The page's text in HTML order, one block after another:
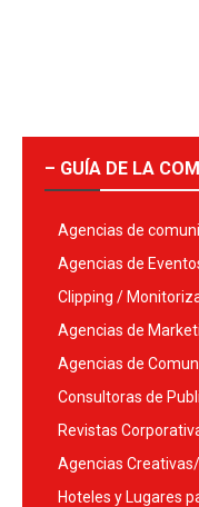
– GUÍA DE LA
Agencias de
Agencias de
Clipping /
Agencias de
Agencias de
Consultoras de
Revistas
Agencias
Hoteles y Lugares